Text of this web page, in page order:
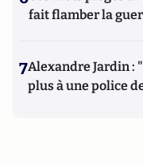
fait flamber la
7Alexandre Jardin :
plus à une police